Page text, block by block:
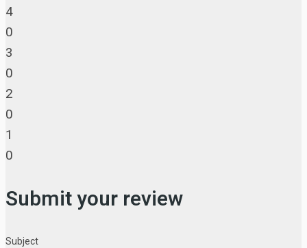
4
0
3
0
2
0
1
0
Submit your review
Subject